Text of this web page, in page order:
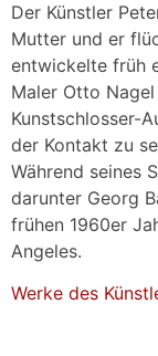
Der Künstler
Mutter und er
entwickelte früh
Maler Otto
Kunstschlosser-
der Kontakt zu
Während seines
darunter Georg
frühen 1960er
Angeles.
Werke des